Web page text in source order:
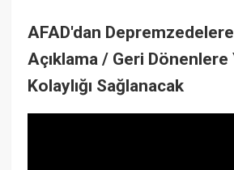
AFAD'dan
Açıklama / Geri Dönenlere
Kolaylığı Sağlanacak